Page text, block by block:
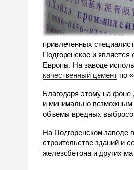
привлеченных
Подгоренское и
Европы. На заводе
качественный цемент по
Благодаря этому на фоне
и минимально возможным
объемы вредных
На Подгоренском заводе
строительстве зданий и
железобетона и других